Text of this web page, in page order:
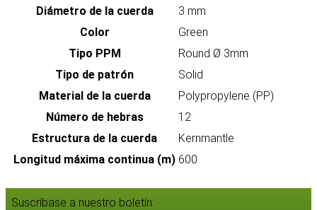
Diámetro de la cuerda
3 mm
Color
Green
Tipo PPM
Round Ø 3mm
Tipo de patrón
Solid
Material de la cuerda
Polypropylene (PP)
Número de hebras
12
Estructura de la cuerda
Kernmantle
Longitud máxima continua (m) 600
Suscríbase a nuestro boletín: